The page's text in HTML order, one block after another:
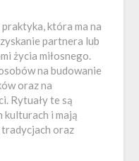
która ma na
partnera lub
życia miłosnego.
na budowanie
oraz na
Rytuały te są
kulturach i mają
oraz